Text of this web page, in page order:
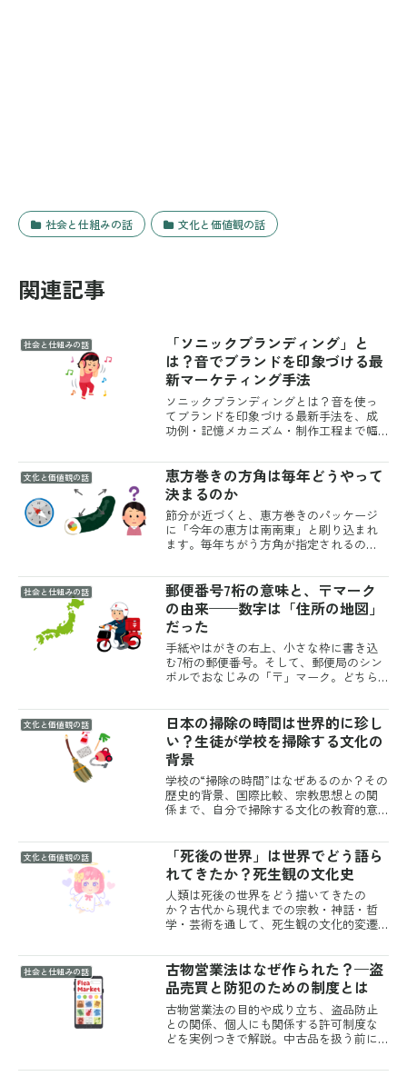
社会と仕組みの話 文化と価値観の話
関連記事
社会と仕組みの話
「ソニックブランディング」と
は？音でブランドを印象づける最
新マーケティング手法
ソニックブランディングとは？音を使っ
てブランドを印象づける最新手法を、成
功例・記憶メカニズム・制作工程まで幅
文化と価値観の話
恵方巻きの方角は毎年どうやって
決まるのか
節分が近づくと、恵方巻きのパッケージ
に「今年の恵方は南南東」と刷り込まれ
ます。毎年ちがう方角が指定されるの
えるかもしれません。ところが恵方は、
じつは昔から4つの方角をぐるぐる回って
いるだけです。しかも、ど...
社会と仕組みの話
郵便番号7桁の意味と、〒マーク
の由来——数字は「住所の地図」
だった
手紙やはがきの右上、小さな枠に書き込
む7桁の郵便番号。そして、郵便局のシン
ボルでおなじみの「〒」マーク。どちら
数字や記号が何を表しているのかは、意
外と知られていません。じつは郵便番号
には住所が地図のように...
文化と価値観の話
日本の掃除の時間は世界的に珍し
い？生徒が学校を掃除する文化の
背景
学校の“掃除の時間”はなぜあるのか？その
歴史的背景、国際比較、宗教思想との関
係まで、自分で掃除する文化の教育的意
文化と価値観の話
「死後の世界」は世界でどう語ら
れてきたか？死生観の文化史
人類は死後の世界をどう描いてきたの
か？古代から現代までの宗教・神話・哲
学・芸術を通して、死生観の文化的変遷
社会と仕組みの話
古物営業法はなぜ作られた？—盗
品売買と防犯のための制度とは
古物営業法の目的や成り立ち、盗品防止
との関係、個人にも関係する許可制度な
どを実例つきで解説。中古品を扱う前に